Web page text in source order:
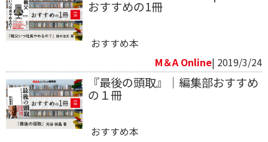
おすすめの1冊
おすすめ本
M＆A Online| 2019/3/24
『最後の頭取』｜編集部おすすめ
の１冊
おすすめ本